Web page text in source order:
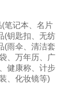
笔记本、名片
(钥匙扣、无纺
(雨伞、清洁套
、万年历、广
健康称、计步
、化妆镜等)